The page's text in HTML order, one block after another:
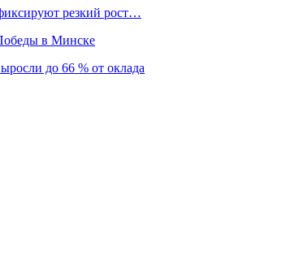
резкий рост…
в Минске
до 66 % от оклада